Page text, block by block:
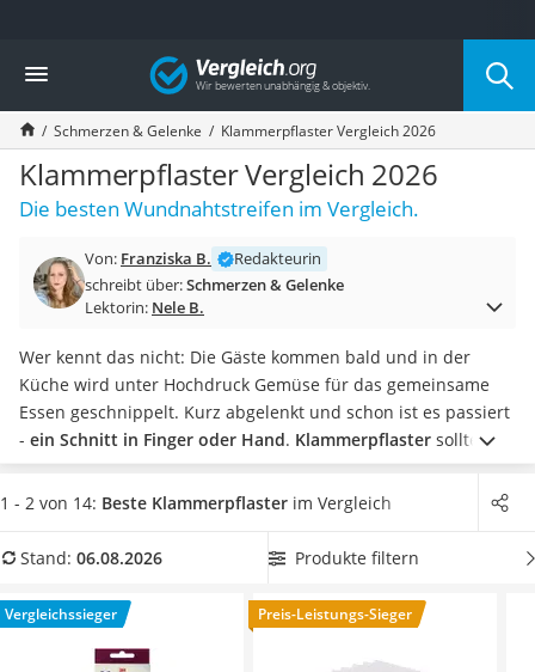
Die beliebtesten Vergleiche nach Kategorie
Drogerie
Inhalator
Haarschneider
Rollator
Braun Rasierer
Katzenklappe (Chip)
Masturbator
Massagepistole
Reisehaartrockner
Eiweißpulver
Magnesiumpräparat
Katzenklappe
Nackenmassagegerät
Zeckenschutz Katze
Philips-Sonicare-Zahnbürste
Mineralfutter Pferd
Massagegerät
Vergleich
Schmerzen & Gelenke Klammerpflaster Vergleich 2026
Klammerpflaster Vergleich 2026
Die besten Wundnahtstreifen im Vergleich.
Von: Franziska B.
Redakteurin
schreibt über:Schmerzen & Gelenke
Lektorin: Nele B.
Wer kennt das nicht: Die Gäste kommen bald und in der
Küche wird unter Hochdruck Gemüse für das gemeinsame
Essen geschnippelt. Kurz abgelenkt und schon ist es passiert
- ein Schnitt in Finger oder Hand. Klammerpflaster sollten,
neben herkömmlichenPflastern, in keiner Hausapotheke
fehlen. Tests im Internet zeigen - mit diesen praktischen
Sticheschnell und einfach versorgt werden. Wählen Sie jetzt
auch bei empfindlicher Haut gut versorgt zu werden.
Überzeugt hat uns hier im August 2026 besonders das
Nexcare N150C Steri-Strip Wundverschlussstreifen
1 - 2 von 14: Beste Klammerpflaster im Vergleich
Stand: 06.08.2026 Produkte filtern
Vergleichssieger Preis-Leistungs-Sieger